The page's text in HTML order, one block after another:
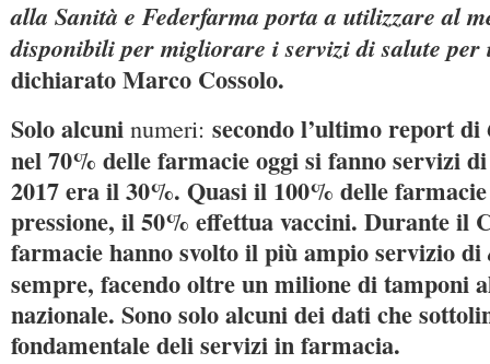
alla Sanità e Federfarma porta a utilizzare al
disponibili per migliorare i servizi di salute
dichiarato Marco Cossolo.
Solo alcuni numeri: secondo l’ultimo report di
nel 70% delle farmacie oggi si fanno servizi
2017 era il 30%. Quasi il 100% delle
pressione, il 50% effettua vaccini. Durante il
farmacie hanno svolto il più ampio servizio di
sempre, facendo oltre un milione di tamponi
nazionale. Sono solo alcuni dei dati che
fondamentale deli servizi in farmacia.